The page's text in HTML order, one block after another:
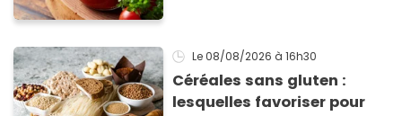
Le 08/08/2026 à 16h30
Céréales sans gluten :
lesquelles favoriser pour